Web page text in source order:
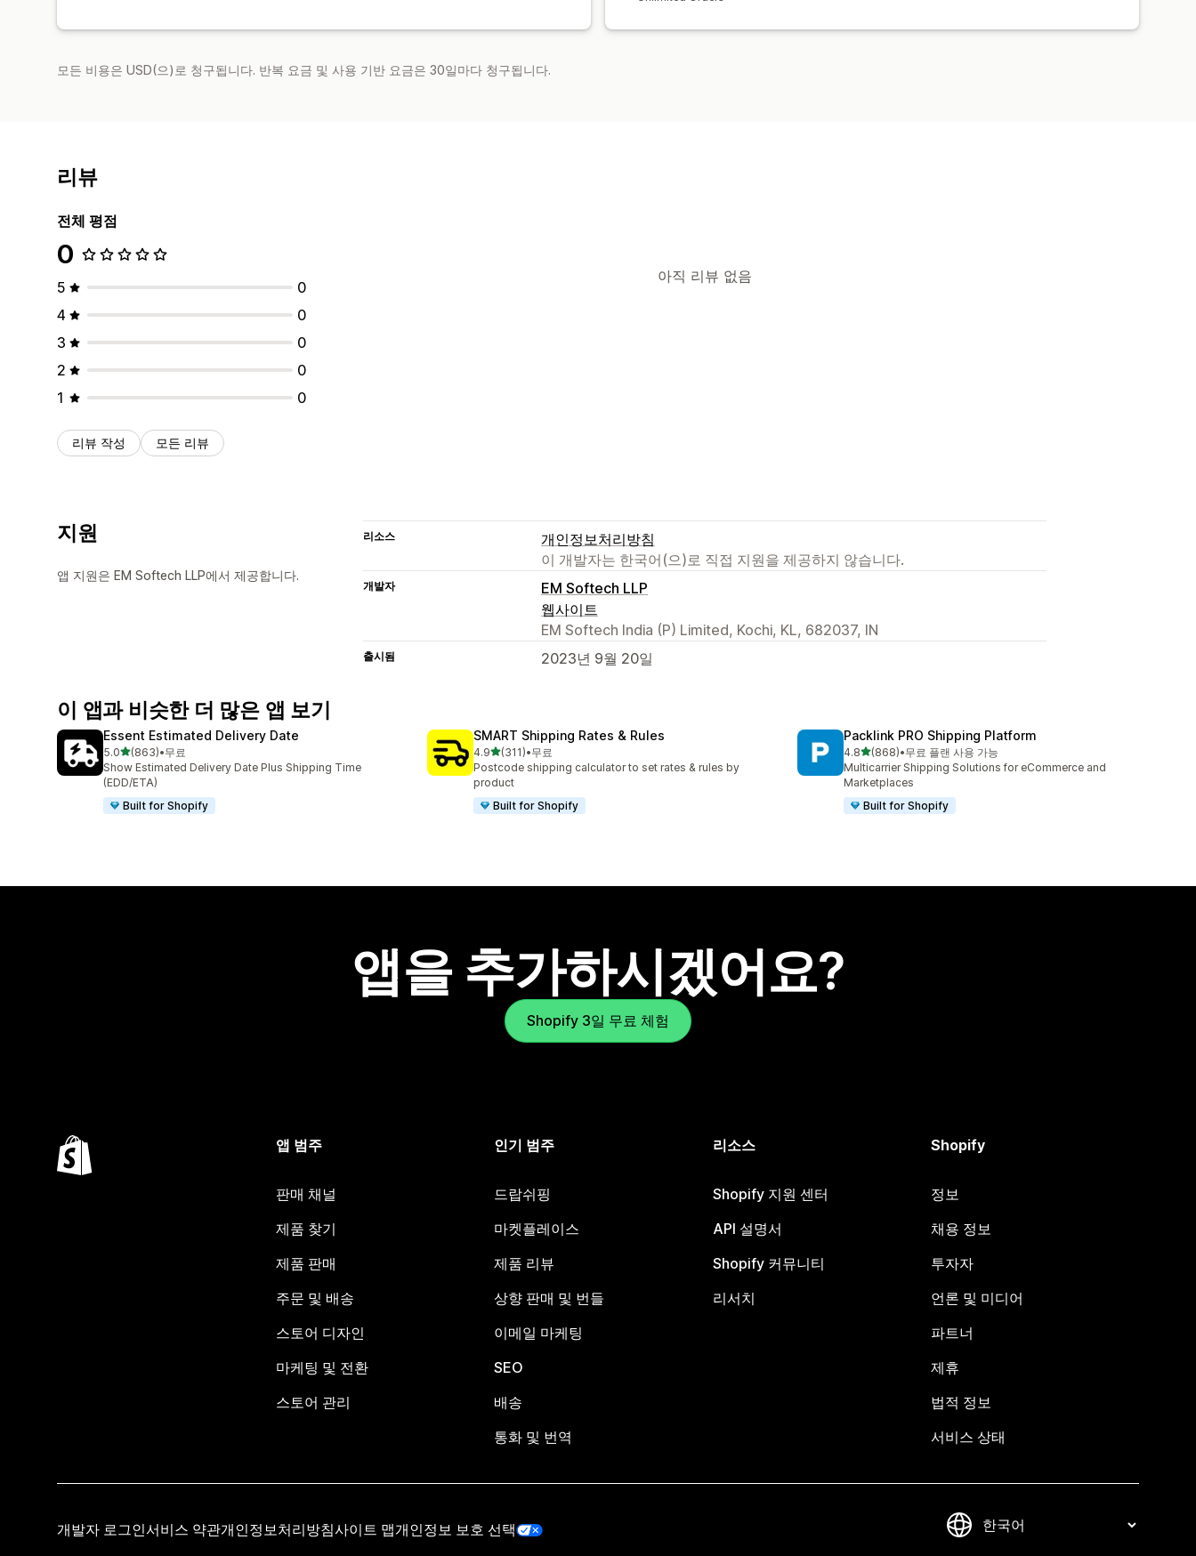
모든 비용은 USD(으)로 청구됩니다. 반복 요금 및 사용 기반 요금은 30일마다 청구됩니다.
리뷰
전체 평점
0
5
0
4
0
3
0
2
0
1
0
리뷰 작성 모든 리뷰
아직 리뷰 없음
지원
앱 지원은 EM Softech LLP에서 제공합니다.
리소스
개인정보처리방침
이 개발자는 한국어(으)로 직접 지원을 제공하지 않습니다.
개발자
EM Softech LLP
웹사이트
EM Softech India (P) Limited, Kochi, KL, 682037, IN
출시됨 2023년 9월 20일
이 앱과 비슷한 더 많은 앱 보기
Essent Estimated Delivery Date
5.0별 5개 중
(863)
총 리뷰 863개
•무료
Show Estimated Delivery Date Plus Shipping Time
(EDD/ETA)
Built for Shopify
SMART Shipping Rates & Rules
4.9별 5개 중
(311)
총 리뷰 311개
•무료
Postcode shipping calculator to set rates & rules by
product
Built for Shopify
Packlink PRO Shipping Platform
4.8별 5개 중
(868)
총 리뷰 868개
•무료 플랜 사용 가능
Multicarrier Shipping Solutions for eCommerce and
Marketplaces
Built for Shopify
앱을 추가하시겠어요?
Shopify 3일 무료 체험
앱 범주
판매 채널
제품 찾기
제품 판매
주문 및 배송
스토어 디자인
마케팅 및 전환
스토어 관리
인기 범주
드랍쉬핑
마켓플레이스
제품 리뷰
상향 판매 및 번들
이메일 마케팅
SEO
배송
통화 및 번역
리소스
Shopify 지원 센터
API 설명서
Shopify 커뮤니티
리서치
Shopify
정보
채용 정보
투자자
언론 및 미디어
파트너
제휴
법적 정보
서비스 상태
개발자 로그인서비스 약관개인정보처리방침사이트 맵개인정보 보호 선택